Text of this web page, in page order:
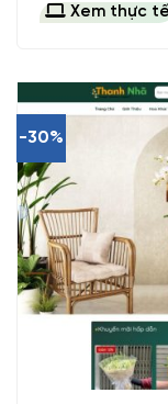
Xem thực tế
-30%